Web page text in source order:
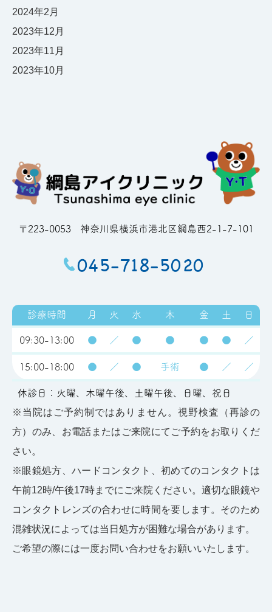
2024年2月
2023年12月
2023年11月
2023年10月
〒223-0053 神奈川県横浜市港北区綱島西2-1-7-101
045-718-5020
診療時間 月 火 水 木 金 土 日
09:30-13:00 ● ／ ● ● ● ● ／
15:00-18:00 ● ／ ● 手術 ● ／ ／
休診日：火曜、木曜午後、土曜午後、日曜、祝日
※当院はご予約制ではありません。視野検査（再診の
方）のみ、お電話またはご来院にてご予約をお取りくだ
さい。
※眼鏡処方、ハードコンタクト、初めてのコンタクトは
午前12時/午後17時までにご来院ください。適切な眼鏡や
コンタクトレンズの合わせに時間を要します。そのため
混雑状況によっては当日処方が困難な場合があります。
ご希望の際には一度お問い合わせをお願いいたします。